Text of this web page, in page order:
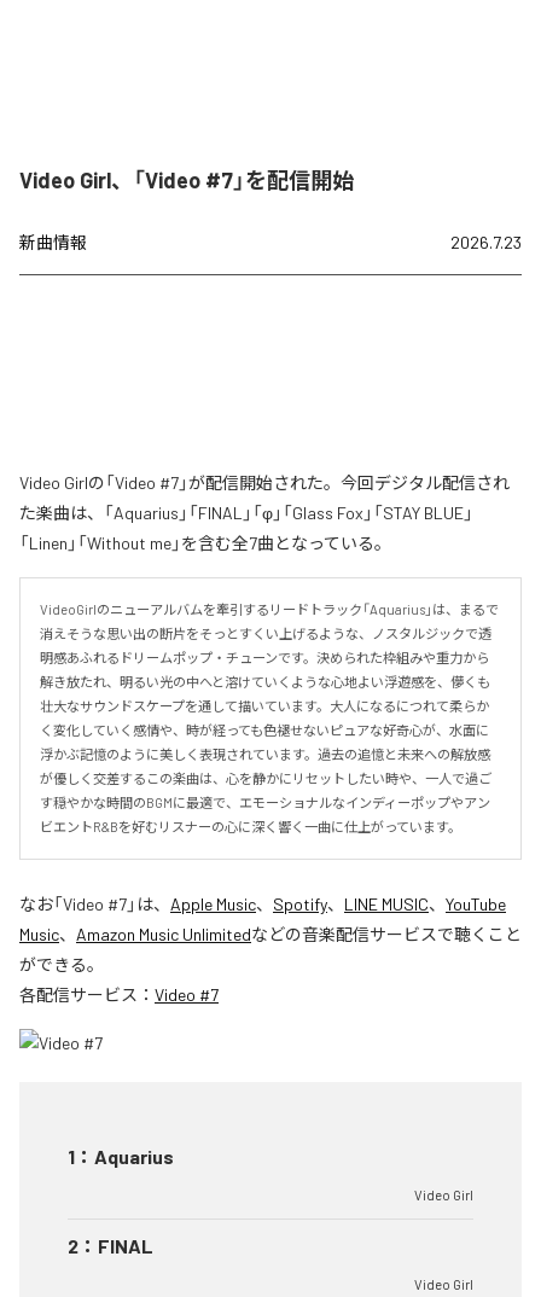
Video Girl、「Video #7」を配信開始
新曲情報 2026.7.23
Video Girlの「Video #7」が配信開始された。今回デジタル配信され
た楽曲は、「Aquarius」「FINAL」「φ」「Glass Fox」「STAY BLUE」
「Linen」「Without me」を含む全7曲となっている。
VideoGirlのニューアルバムを牽引するリードトラック「Aquarius」は、まるで
消えそうな思い出の断片をそっとすくい上げるような、ノスタルジックで透
明感あふれるドリームポップ・チューンです。決められた枠組みや重力から
解き放たれ、明るい光の中へと溶けていくような心地よい浮遊感を、儚くも
壮大なサウンドスケープを通して描いています。大人になるにつれて柔らか
く変化していく感情や、時が経っても色褪せないピュアな好奇心が、水面に
浮かぶ記憶のように美しく表現されています。過去の追憶と未来への解放感
が優しく交差するこの楽曲は、心を静かにリセットしたい時や、一人で過ご
す穏やかな時間のBGMに最適で、エモーショナルなインディーポップやアン
ビエントR&Bを好むリスナーの心に深く響く一曲に仕上がっています。
なお「Video #7」は、 Apple Music、 Spotify、 LINE MUSIC、 YouTube
Music、 Amazon Music Unlimitedなどの音楽配信サービスで聴くこと
ができる。
各配信サービス： Video #7
1 ： Aquarius
Video Girl
2 ： FINAL
Video Girl